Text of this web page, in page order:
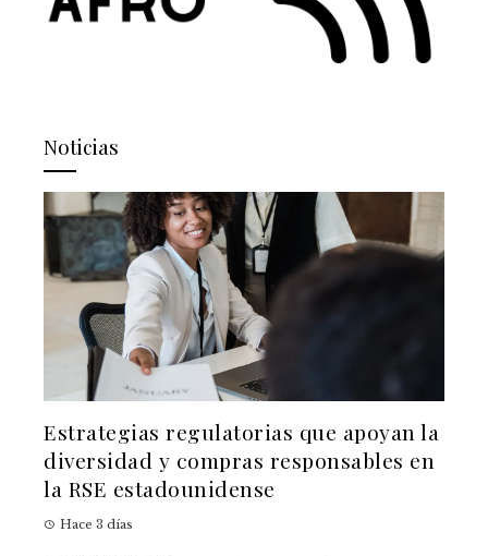
Noticias
Estrategias regulatorias que apoyan la
diversidad y compras responsables en
la RSE estadounidense
Hace 3 días